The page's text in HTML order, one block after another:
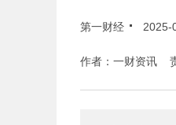
第一财经 2025-
作者：一财资讯